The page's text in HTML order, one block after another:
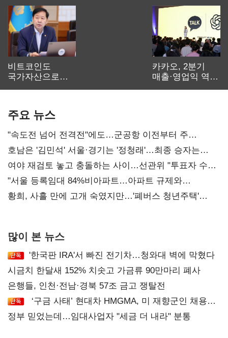
비트코인도
국가자산으로…'
카카오, 2분기
매출·영업익 역대
주요 뉴스
"속도전 넘어 전격전"에도…군공항 이전부터 주
52시간까지 '뇌관'
호남은 '김민석' 서울·경기는 '정청래'…최종 승자는
'안갯속'
여야 재검토 놓고 충돌하는 사이…선관위 "투표자 수
오차 당연"
"서울 등록임대 84%비아파트…아파트 규제와
달리해야"
황희, 사흘 만에 고개 숙였지만…'폐버스 청년주택'
많이 본 뉴스
'한국판 IRA'서 빠진 전기차…청와대 벽에 막혔다
시금치 한달새 152% 치솟고 가금류 90만마리 폐사
은행들, 인천·전남·경북 57조 금고 쟁탈전
‘구금 사태’ 현대차 HMGMA, 미 재향군인 채용
확대로 분위기 반전
정부 믿었는데…임대사업자 "세금 더 내라" 분통